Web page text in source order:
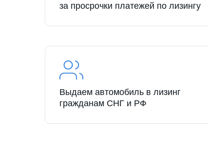
за просрочки платежей по лизингу
Выдаем автомобиль в лизинг
гражданам СНГ и РФ